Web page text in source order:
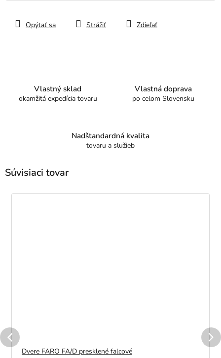
Opýtať sa Strážiť Zdieľať
Vlastný sklad
okamžitá expedícia tovaru
Vlastná doprava
po celom Slovensku
Nadštandardná kvalita
tovaru a služieb
Súvisiaci tovar
Dvere FARO FA/D presklené falcové